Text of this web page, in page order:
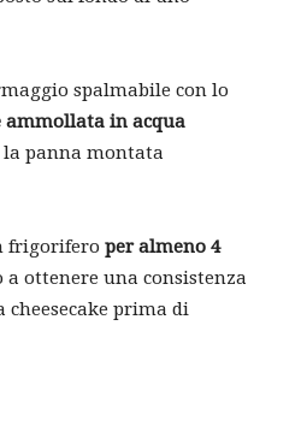
spalmabile con lo
ammollata in acqua
la panna montata
frigorifero per almeno 4
ottenere una consistenza
prima di